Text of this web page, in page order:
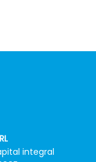
integral